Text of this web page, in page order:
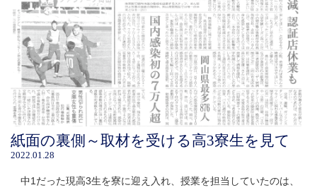
紙面の裏側～取材を受ける高3寮生を見て
2022.01.28
中1だった現高3生を寮に迎え入れ、授業を担当していたのは、